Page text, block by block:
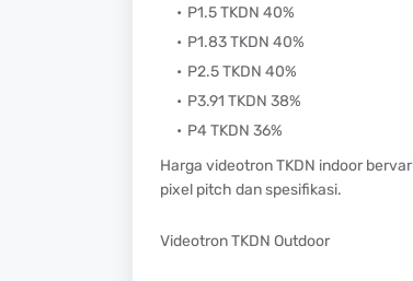
P1.5 TKDN 40%
P1.83 TKDN 40%
P2.5 TKDN 40%
P3.91 TKDN 38%
P4 TKDN 36%
Harga videotron TKDN indoor
pixel pitch dan spesifikasi.
Videotron TKDN Outdoor